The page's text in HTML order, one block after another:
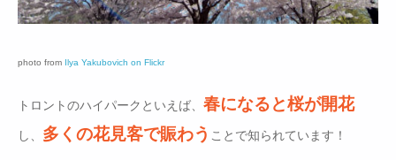
photo from Ilya Yakubovich on Flickr
トロントのハイパークといえば、 春になると桜が開花
し、 多くの花見客で賑わう ことで知られています！